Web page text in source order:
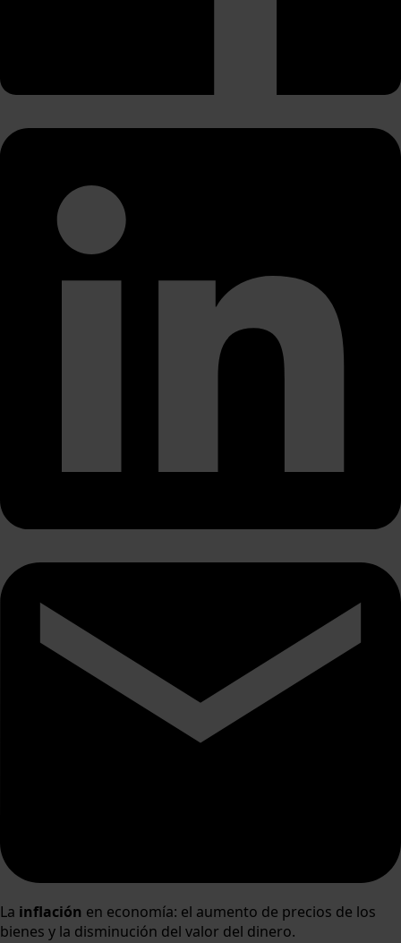
La inflación en economía: el aumento de precios de los
bienes y la disminución del valor del dinero.